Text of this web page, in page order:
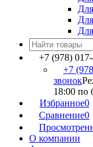
+7 (978)
+7
звонок
18:00 по
Избранное0
Сравнение0
О компании